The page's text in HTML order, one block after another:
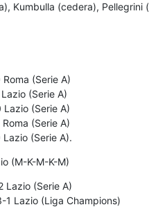
Kumbulla (cedera),
(Serie A)
(Serie A)
(Serie A)
(Serie A)
(Serie A).
(M-K-M-K-M)
Lazio (Serie A)
Lazio (Liga Champions)